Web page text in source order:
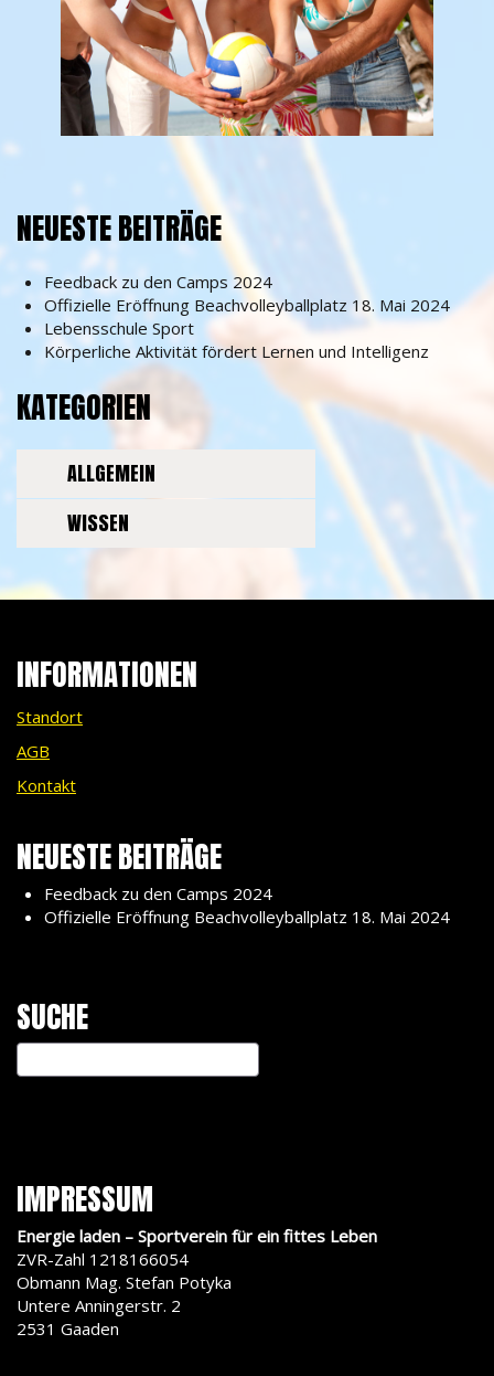
NEUESTE BEITRÄGE
Feedback zu den Camps 2024
Offizielle Eröffnung Beachvolleyballplatz 18. Mai 2024
Lebensschule Sport
Körperliche Aktivität fördert Lernen und Intelligenz
KATEGORIEN
ALLGEMEIN
WISSEN
INFORMATIONEN
Standort
AGB
Kontakt
NEUESTE BEITRÄGE
Feedback zu den Camps 2024
Offizielle Eröffnung Beachvolleyballplatz 18. Mai 2024
SUCHE
IMPRESSUM
Energie laden – Sportverein für ein fittes Leben
ZVR-Zahl 1218166054
Obmann Mag. Stefan Potyka
Untere Anningerstr. 2
2531 Gaaden